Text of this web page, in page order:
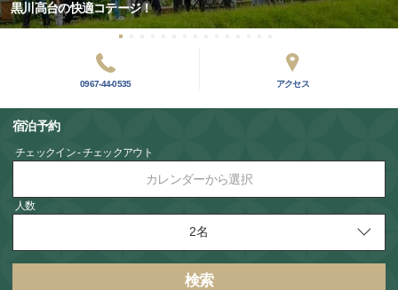
黒川高台の快適コテージ！
0967-44-0535 アクセス
宿泊予約
チェックイン - チェックアウト
カレンダーから選択
人数
検索